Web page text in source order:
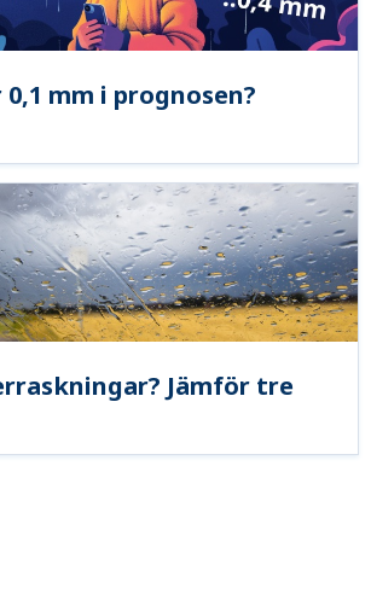
mm i prognosen?
Jämför tre